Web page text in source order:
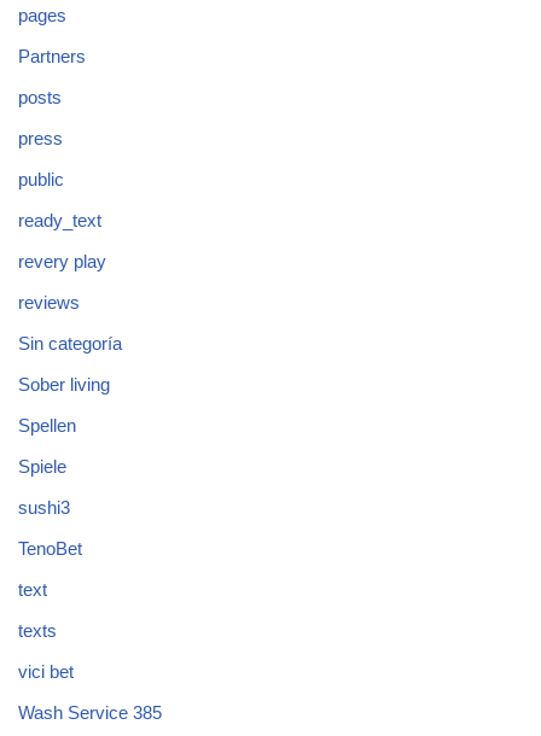
pages
Partners
posts
press
public
ready_text
revery play
reviews
Sin categoría
Sober living
Spellen
Spiele
sushi3
TenoBet
text
texts
vici bet
Wash Service 385